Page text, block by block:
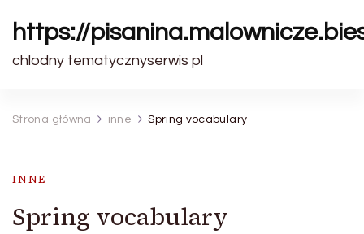
https://
chlodny tematycznyserwis pl
Strona główna inne Spring vocabulary
INNE
Spring vocabulary